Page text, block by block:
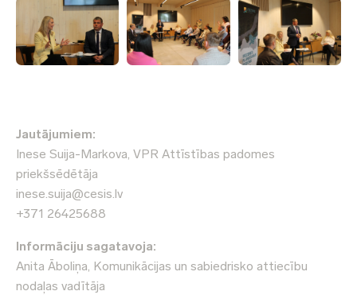
Jautājumiem:
Inese Suija-Markova, VPR Attīstības padomes
priekšsēdētāja
inese.suija@cesis.lv
+371 26425688
Informāciju sagatavoja:
Anita Āboliņa, Komunikācijas un sabiedrisko attiecību
nodaļas vadītāja